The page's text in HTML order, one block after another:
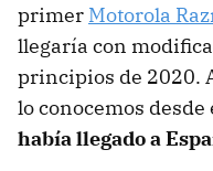
primer Motorola
llegaría con
principios de 2020.
lo conocemos
había llegado a